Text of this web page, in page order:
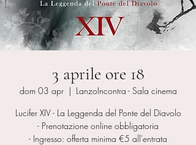
3 aprile ore 18
dom 03 apr
  |
LanzoIncontra - Sala cinema
Lucifer XIV - La Leggenda del Ponte del Diavolo
- Prenotazione online obbligatoria
- Ingresso: offerta minima €5 all'entrata